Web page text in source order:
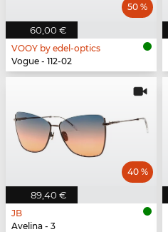
60,00 €
50 %
VOOY by edel-optics
Vogue - 112-02
89,40 €
40 %
JB
Avelina - 3